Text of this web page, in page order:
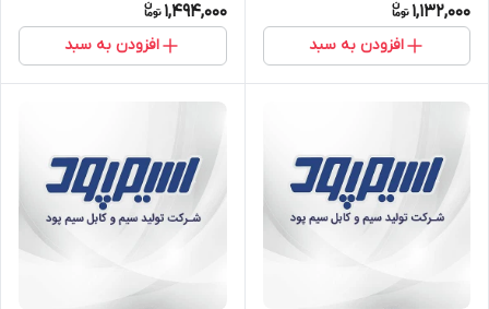
1,132,000
افزودن به سبد
1,494,000
افزودن به سبد